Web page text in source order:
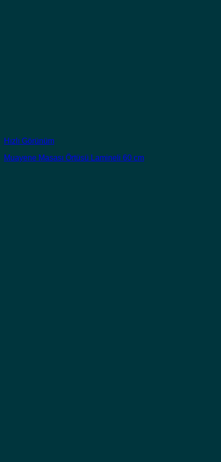
Hızlı Görünüm
Muayene Masası Örtüsü Lamineli 60 cm